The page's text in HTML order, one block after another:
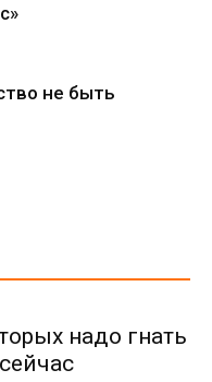
не быть
надо гнать